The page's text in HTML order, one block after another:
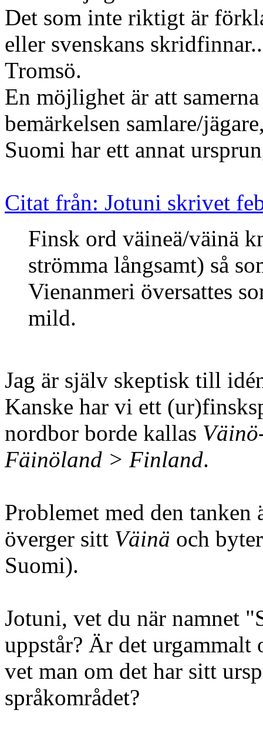
Det som inte riktigt är
eller svenskans
Tromsö.
En möjlighet är att
bemärkelsen samlare/
Suomi har ett annat
Citat från: Jotuni skrivet
Finsk ord väineä/väinä
strömma långsamt) så
Vienanmeri översattes
mild.
Jag är själv skeptisk till
Kanske har vi ett
nordbor borde kallas
Fäinöland > Finland.
Problemet med den
överger sitt Väinä och
Suomi).
Jotuni, vet du när namnet
uppstår? Är det
vet man om det har sitt
språkområdet?